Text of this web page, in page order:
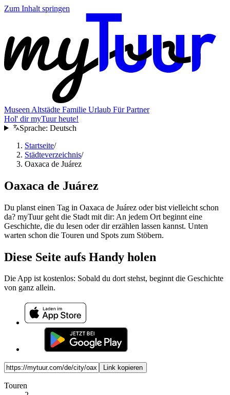
Zum Inhalt springen
Museen Altstädte Familie Urlaub Für Partner
Hol' dir myTuur heute!
Sprache: Deutsch
Startseite/
Städteverzeichnis/
Oaxaca de Juárez
Oaxaca de Juárez
Du planst einen Tag in Oaxaca de Juárez oder bist vielleicht schon
da? myTuur geht die Stadt mit dir: An jedem Ort beginnt eine
Geschichte, die du lesen oder dir erzählen lassen kannst. Unten
warten schon die Touren und Spots zum Stöbern.
Diese Seite aufs Handy holen
Die App ist kostenlos: Sobald du dort stehst, beginnt die Geschichte
von ganz allein.
Link kopieren
Touren